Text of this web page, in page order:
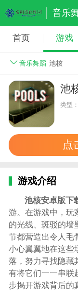
音乐
首页 游戏
音乐舞蹈 池核
池
类型
点
游戏介绍
池核安卓版下
游。在游戏中，玩
的光线、斑驳的墙
节都营造出令人毛
小心翼翼地在这些
落，努力寻找隐藏
有将它们一一串联
步揭开游戏背后的